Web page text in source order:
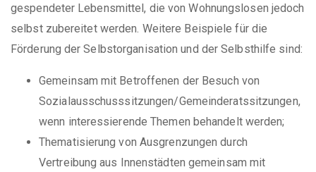
gespendeter Lebensmittel, die von Wohnungslosen jedoch
selbst zubereitet werden. Weitere Beispiele für die
Förderung der Selbstorganisation und der Selbsthilfe sind:
Gemeinsam mit Betroffenen der Besuch von
Sozialausschusssitzungen/Gemeinderatssitzungen,
wenn interessierende Themen behandelt werden;
Thematisierung von Ausgrenzungen durch
Vertreibung aus Innenstädten gemeinsam mit